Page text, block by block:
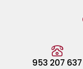
953 207 637